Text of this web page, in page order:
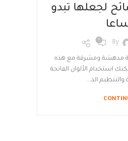
لجعلها تبدو
By
0
مدهشة ومشرقة مع هذه
استخدام الألوان الفاتحة
الذ...